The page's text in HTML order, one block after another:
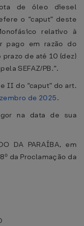
de óleo diesel
o “caput” deste
relativo à
pago em razão do
de até 10 (dez)
SEFAZ/PB.”.
II do “caput” do art.
de 2025.
na data de sua
DA PARAÍBA, em
da Proclamação da